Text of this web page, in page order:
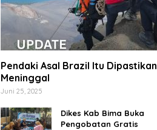
Pendaki Asal Brazil Itu Dipastikan
Meninggal
Juni 25, 2025
Dikes Kab Bima Buka
Pengobatan Gratis